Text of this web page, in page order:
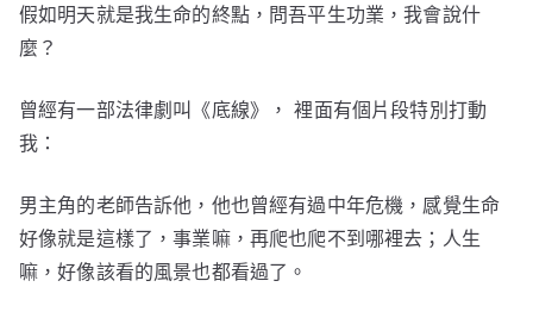
假如明天就是我生命的終點，問吾平生功業，我會說什
麼？
曾經有一部法律劇叫《底線》， 裡面有個片段特別打動
我：
男主角的老師告訴他，他也曾經有過中年危機，感覺生命
好像就是這樣了，事業嘛，再爬也爬不到哪裡去；人生
嘛，好像該看的風景也都看過了。